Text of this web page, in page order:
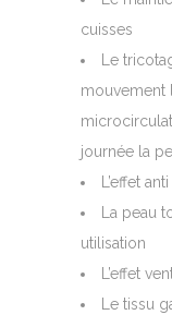
cuisses
Le
mouvement
journée la
L’effet
La peau
utilisation
L’effet
Le tissu